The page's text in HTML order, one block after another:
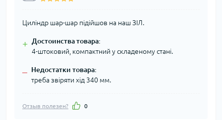
Циліндр шар-шар підійшов на наш ЗІЛ.
+ Достоинства товара:
4-штоковий, компактний у складеному стані.
– Недостатки товара:
треба звіряти хід 340 мм.
Отзыв полезен? 0